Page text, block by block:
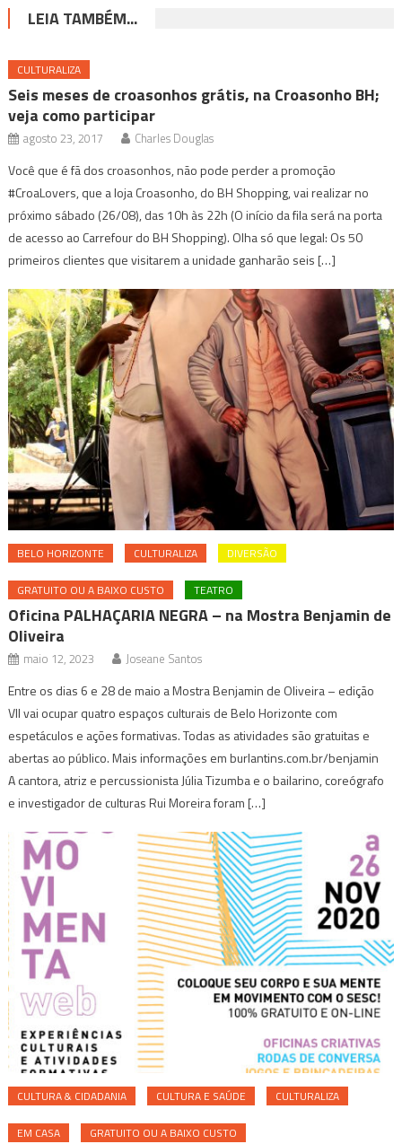
LEIA TAMBÉM...
CULTURALIZA
Seis meses de croasonhos grátis, na Croasonho BH;
veja como participar
agosto 23, 2017 Charles Douglas
Você que é fã dos croasonhos, não pode perder a promoção
#CroaLovers, que a loja Croasonho, do BH Shopping, vai realizar no
próximo sábado (26/08), das 10h às 22h (O início da fila será na porta
de acesso ao Carrefour do BH Shopping). Olha só que legal: Os 50
primeiros clientes que visitarem a unidade ganharão seis […]
BELO HORIZONTE CULTURALIZA DIVERSÃO
GRATUITO OU A BAIXO CUSTO TEATRO
Oficina PALHAÇARIA NEGRA – na Mostra Benjamin de
Oliveira
maio 12, 2023 Joseane Santos
Entre os dias 6 e 28 de maio a Mostra Benjamin de Oliveira – edição
VII vai ocupar quatro espaços culturais de Belo Horizonte com
espetáculos e ações formativas. Todas as atividades são gratuitas e
abertas ao público. Mais informações em burlantins.com.br/benjamin
A cantora, atriz e percussionista Júlia Tizumba e o bailarino, coreógrafo
e investigador de culturas Rui Moreira foram […]
CULTURA & CIDADANIA CULTURA E SAÚDE CULTURALIZA
EM CASA GRATUITO OU A BAIXO CUSTO